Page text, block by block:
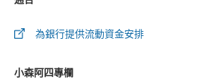
為銀行提供流動資金安排
小森阿四專欄